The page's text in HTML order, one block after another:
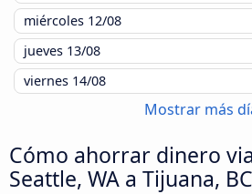
miércoles 12/08
jueves 13/08
viernes 14/08
Mostrar más
Cómo ahorrar dinero
Seattle, WA a Tijuana, BC